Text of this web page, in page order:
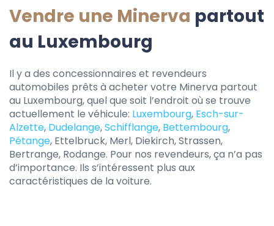
Vendre une Minerva partout
au Luxembourg
Il y a des concessionnaires et revendeurs
automobiles prêts à acheter votre Minerva partout
au Luxembourg, quel que soit l’endroit où se trouve
actuellement le véhicule: Luxembourg, Esch-sur-
Alzette, Dudelange,Schifflange, Bettembourg,
Pétange, Ettelbruck, Merl, Diekirch, Strassen,
Bertrange, Rodange. Pour nos revendeurs, ça n’a pas
d’importance. Ils s’intéressent plus aux
caractéristiques de la voiture.